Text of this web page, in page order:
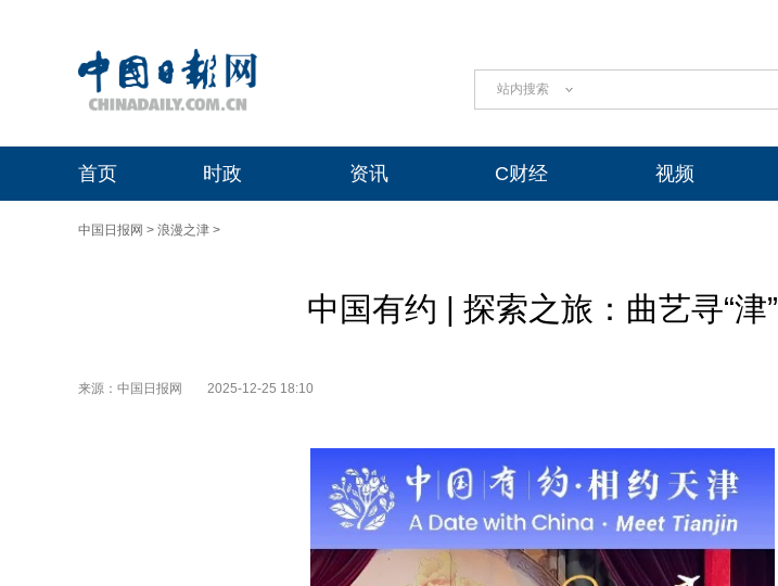
站内搜索
首页 时政 资讯 C财经 视频
中国日报网 > 浪漫之津 >
中国有约 | 探索之旅：曲艺寻“津”
来源：中国日报网 2025-12-25 18:10